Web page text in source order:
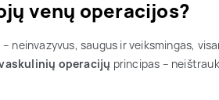
venų operacijos?
– neinvazyvus, saugus ir veiksmingas,
operacijų principas –